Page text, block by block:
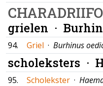
grielen ·
94. Griel · Burhinus
scholeksters ·
95. Scholekster ·